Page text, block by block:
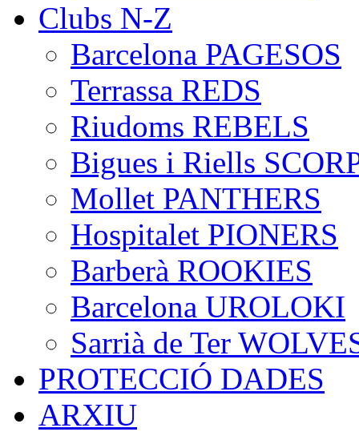
Clubs N-Z
Barcelona PAGESOS
Terrassa REDS
Riudoms REBELS
Bigues i Riells
Mollet PANTHERS
Hospitalet PIONERS
Barberà ROOKIES
Barcelona UROLOKI
Sarrià de Ter
PROTECCIÓ DADES
ARXIU